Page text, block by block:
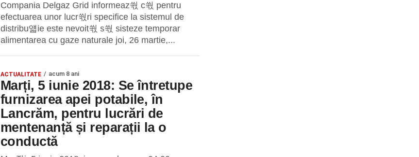
Compania Delgaz Grid informeaz쒃 c쒃 pentru
efectuarea unor lucr쒃ri specifice la sistemul de
distribu얣ie este nevoit쒃 s쒃 sisteze temporar
alimentarea cu gaze naturale joi, 26 martie,...
ACTUALITATE acum 8 ani
Marți, 5 iunie 2018: Se întretupe
furnizarea apei potabile, în
Lancrăm, pentru lucrări de
mentenanță și reparații la o
conductă